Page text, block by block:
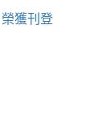
獲刊登